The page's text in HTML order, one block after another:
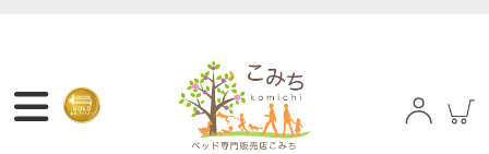
マットレス フレーム ベッド 電動ベッド